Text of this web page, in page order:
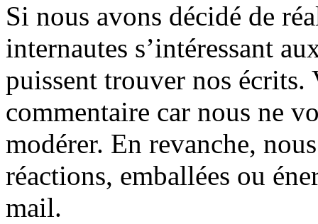
Si nous avons décidé de
internautes s’intéressant
puissent trouver nos écrits.
commentaire car nous ne
modérer. En revanche,
réactions, emballées ou
mail.